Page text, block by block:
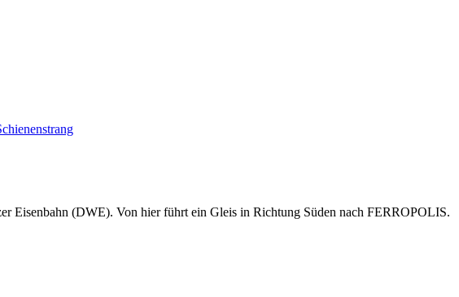
Eisenbahn (DWE). Von hier führt ein Gleis in Richtung Süden nach FERROPOLIS.